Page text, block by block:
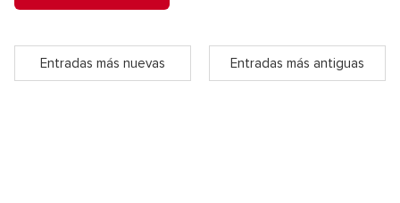
Entradas más nuevas Entradas más antiguas